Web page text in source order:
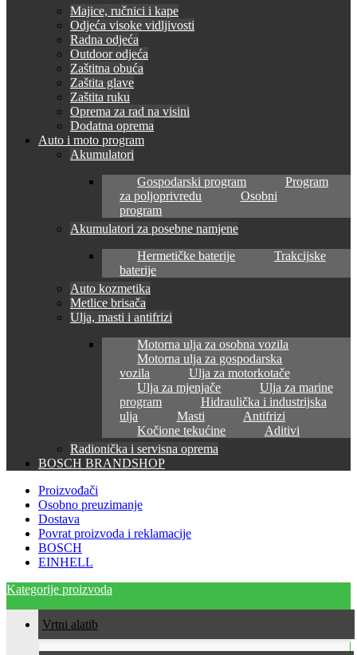
Majice, ručnici i kape
Odjeća visoke vidljivosti
Radna odjeća
Outdoor odjeća
Zaštitna obuća
Zaštita glave
Zaštita ruku
Oprema za rad na visini
Dodatna oprema
Auto i moto program
Akumulatori
Gospodarski program
Program
za poljoprivredu
Osobni
program
Akumulatori za posebne namjene
Hermetičke baterije
Trakcijske
baterije
Auto kozmetika
Metlice brisača
Ulja, masti i antifrizi
Motorna ulja za osobna vozila
Motorna ulja za gospodarska
vozila
Ulja za motorkotače
Ulja za mjenjače
Ulja za marine
program
Hidraulička i industrijska
ulja
Masti
Antifrizi
Kočione tekućine
Aditivi
Radionička i servisna oprema
BOSCH BRANDSHOP
Proizvođači
Osobno preuzimanje
Dostava
Povrat proizvoda i reklamacije
BOSCH
EINHELL
Kategorije proizvoda
Vrtni alati